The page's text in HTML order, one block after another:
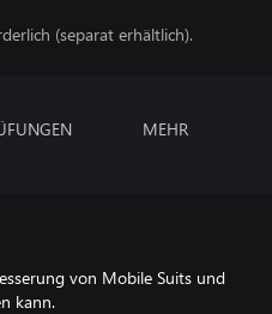
(separat erhältlich).
MEHR
von Mobile Suits und
kann.